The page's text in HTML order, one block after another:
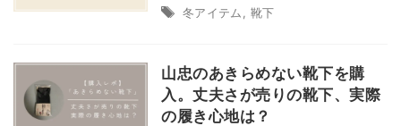
冬アイテム 靴下
山忠のあきらめない靴下を購
入。丈夫さが売りの靴下、実際
の履き心地は？